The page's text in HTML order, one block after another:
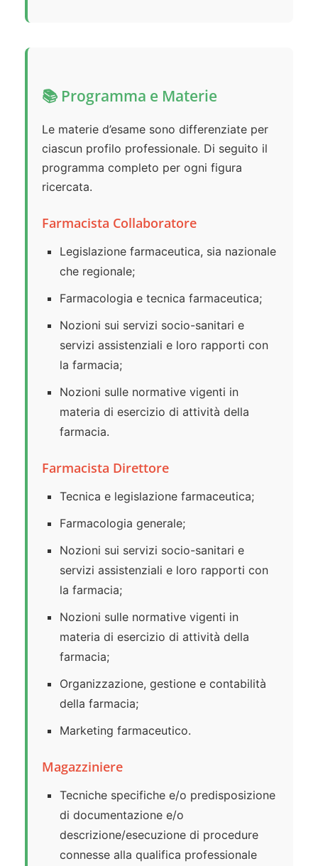
📚 Programma e Materie
Le materie d’esame sono differenziate per
ciascun profilo professionale. Di seguito il
programma completo per ogni figura
ricercata.
Farmacista Collaboratore
Legislazione farmaceutica, sia nazionale
che regionale;
Farmacologia e tecnica farmaceutica;
Nozioni sui servizi socio-sanitari e
servizi assistenziali e loro rapporti con
la farmacia;
Nozioni sulle normative vigenti in
materia di esercizio di attività della
farmacia.
Farmacista Direttore
Tecnica e legislazione farmaceutica;
Farmacologia generale;
Nozioni sui servizi socio-sanitari e
servizi assistenziali e loro rapporti con
la farmacia;
Nozioni sulle normative vigenti in
materia di esercizio di attività della
farmacia;
Organizzazione, gestione e contabilità
della farmacia;
Marketing farmaceutico.
Magazziniere
Tecniche specifiche e/o predisposizione
di documentazione e/o
descrizione/esecuzione di procedure
connesse alla qualifica professionale